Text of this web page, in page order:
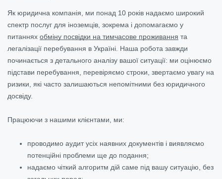
Як юридична компанія, ми понад 10 років надаємо широкий
спектр послуг для іноземців, зокрема і допомагаємо у
питаннях обміну посвідки на тимчасове проживання та
легалізації перебування в Україні. Наша робота завжди
починається з детального аналізу вашої ситуації: ми оцінюємо
підстави перебування, перевіряємо строки, звертаємо увагу на
ризики, які часто залишаються непомітними без юридичного
досвіду.
Працюючи з нашими клієнтами, ми:
проводимо аудит усіх наявних документів і виявляємо
потенційні проблеми ще до подання;
надаємо чіткий алгоритм дій саме під вашу ситуацію, без